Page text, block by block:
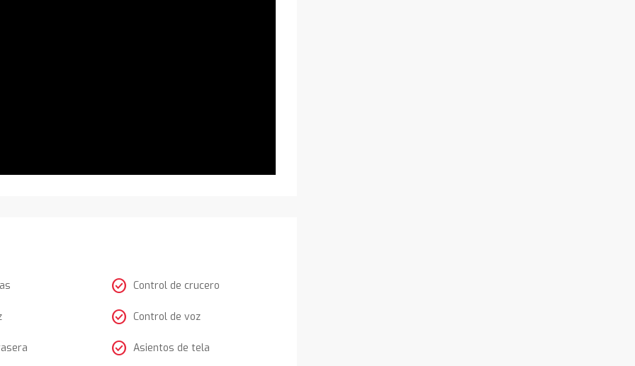
check_circle Control de crucero
check_circle Control de voz
check_circle Asientos de tela